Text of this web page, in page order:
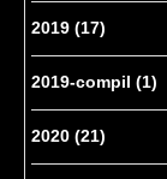
2019 (17)
2019-compil (1)
2020 (21)